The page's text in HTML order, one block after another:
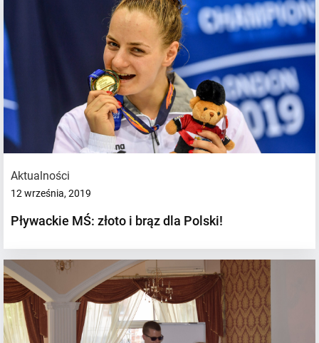
Aktualności
12 września, 2019
Pływackie MŚ: złoto i brąz dla Polski!